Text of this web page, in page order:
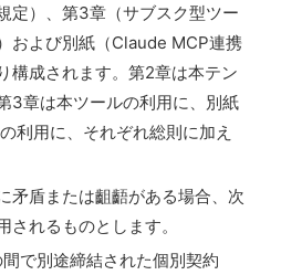
定）、第3章（サブスク型ツー
および別紙（Claude MCP連携
構成されます。第2章は本テン
3章は本ツールの利用に、別紙
利用に、それぞれ総則に加え
矛盾または齟齬がある場合、次
れるものとします。
で別途締結された個別契約